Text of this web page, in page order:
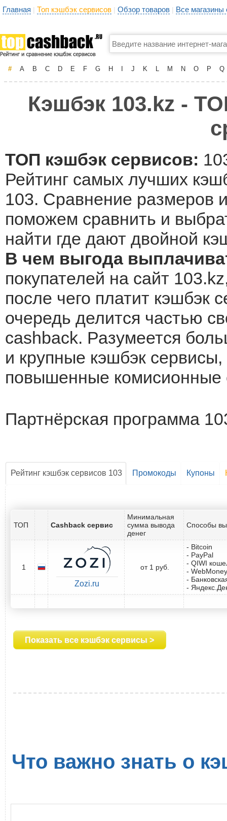
Главная | Топ кэшбэк сервисов | Обзор товаров | Все
# A B C D E F G H J K L M N O P Q
Кэшбэк 103.kz -
ТОП кэшбэк сервисов:
Рейтинг самых лучших
103. Сравнение размеров
поможем сравнить и
найти где дают двойной
В чем выгода
покупателей на сайт
после чего платит кэшбэк
очередь делится частью
cashback. Разумеется
и крупные кэшбэк
повышенные комисионные
Партнёрская программа
Рейтинг кэшбэк сервисов 103 Промокоды Купоны
ТОП Cashback сервис
Минимальная
сумма вывода
денег
Способы
1
Zozi.ru
от 1 руб.
- Bitcoin
- PayPal
- QIWI
- WebMoney
-
-
Показать все кэшбэк сервисы >
Что важно знать о